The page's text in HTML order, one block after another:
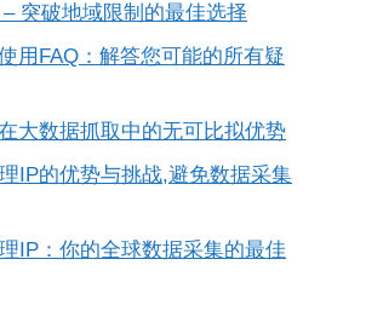
突破地域限制的最佳选择
用FAQ：解答您可能的所有疑
大数据抓取中的无可比拟优势
IP的优势与挑战,避免数据采集
IP：你的全球数据采集的最佳